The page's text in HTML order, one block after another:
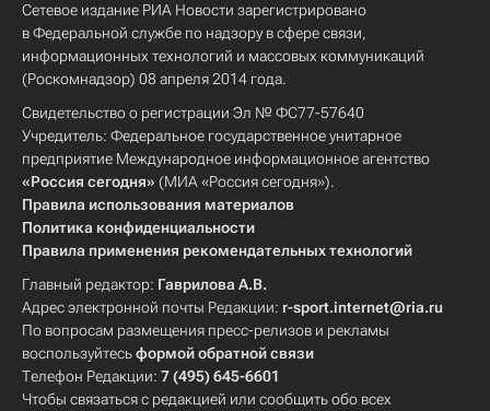
Сетевое издание РИА Новости зарегистрировано
в Федеральной службе по надзору в сфере связи,
информационных технологий и массовых коммуникаций
(Роскомнадзор) 08 апреля 2014 года.
Свидетельство о регистрации Эл № ФС77-57640
Учредитель: Федеральное государственное унитарное
предприятие Международное информационное агентство
«Россия сегодня» (МИА «Россия сегодня»).
Правила использования материалов
Политика конфиденциальности
Правила применения рекомендательных технологий
Главный редактор: Гаврилова А.В.
Адрес электронной почты Редакции: r-sport.internet@ria.ru
По вопросам размещения пресс-релизов и рекламы
воспользуйтесьформой обратной связи
Телефон Редакции: 7 (495) 645-6601
Чтобы связаться с редакцией или сообщить обо всех